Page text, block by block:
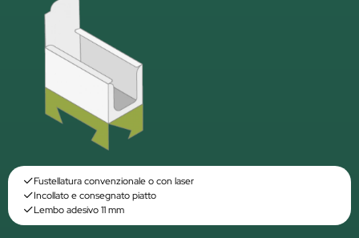
Fustellatura convenzionale o con laser
Incollato e consegnato piatto
Lembo adesivo 11 mm